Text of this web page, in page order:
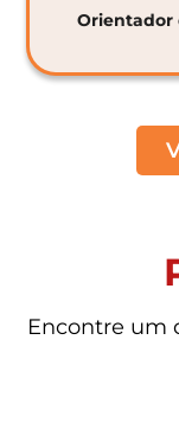
Orientador
Encontre um